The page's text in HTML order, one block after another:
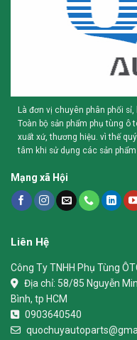
Là đơn vị chuyên phân phối
Toàn bộ sản phẩm phụ tùng ô
xuất xứ, thương hiệu. vì thế
tâm khi sử dụng các sản
Mạng xã Hội
Liên Hệ
Công Ty TNHH Phụ Tùng
Địa chỉ: 58/85 Nguyễn
Bình, tp HCM
0903640540